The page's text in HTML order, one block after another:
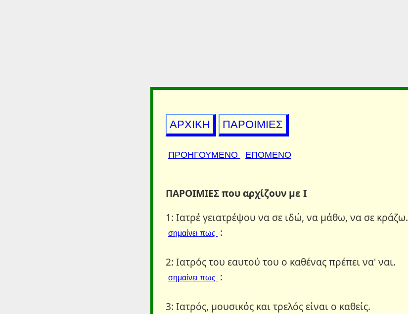
ΑΡΧΙΚΗ ΠΑΡΟΙΜΙΕΣ
ΠΡΟΗΓΟΥΜΕΝΟ ΕΠΟΜΕΝΟ
ΠΑΡΟΙΜΙΕΣ που αρχίζουν με Ι
1: Ιατρέ γειατρέψου να σε ιδώ, να μάθω, να σε κράζω.
σημαίνει πως :
2: Ιατρός του εαυτού του ο καθένας πρέπει να' ναι.
σημαίνει πως :
3: Ιατρός, μουσικός και τρελός είναι ο καθείς.